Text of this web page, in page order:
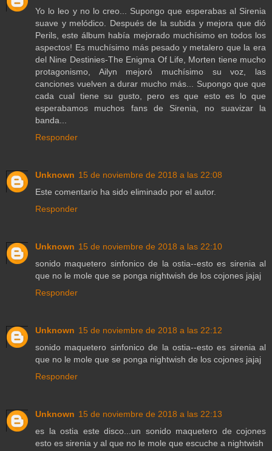
Yo lo leo y no lo creo... Supongo que esperabas al Sirenia
suave y melódico. Después de la subida y mejora que dió
Perils, este álbum había mejorado muchísimo en todos los
aspectos! Es muchísimo más pesado y metalero que la era
del Nine Destinies-The Enigma Of Life, Morten tiene mucho
protagonismo, Ailyn mejoró muchísimo su voz, las
canciones vuelven a durar mucho más... Supongo que que
cada cual tiene su gusto, pero es que esto es lo que
esperabamos muchos fans de Sirenia, no suavizar la
banda...
Responder
Unknown 15 de noviembre de 2018 a las 22:08
Este comentario ha sido eliminado por el autor.
Responder
Unknown 15 de noviembre de 2018 a las 22:10
sonido maquetero sinfonico de la ostia--esto es sirenia al
que no le mole que se ponga nightwish de los cojones jajaj
Responder
Unknown 15 de noviembre de 2018 a las 22:12
sonido maquetero sinfonico de la ostia--esto es sirenia al
que no le mole que se ponga nightwish de los cojones jajaj
Responder
Unknown 15 de noviembre de 2018 a las 22:13
es la ostia este disco...un sonido maquetero de cojones
esto es sirenia y al que no le mole que escuche a nightwish